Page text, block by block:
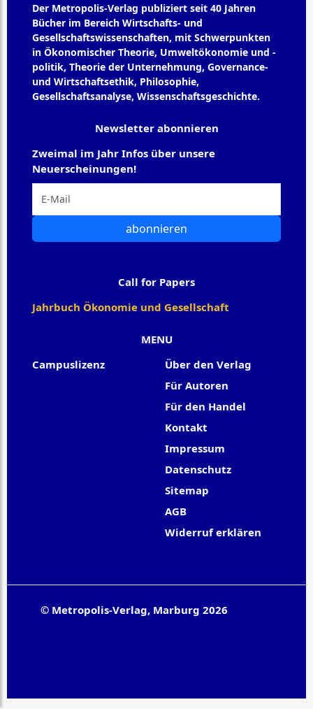
Der Metropolis-Verlag publiziert seit 40 Jahren
Bücher im Bereich Wirtschafts- und
Gesellschaftswissenschaften, mit Schwerpunkten
in Ökonomischer Theorie, Umweltökonomie und -
politik, Theorie der Unternehmung, Governance-
und Wirtschaftsethik, Philosophie,
Gesellschaftsanalyse, Wissenschaftsgeschichte.
MENU
Campuslizenz
Über den Verlag
Für Autoren
Für den Handel
Kontakt
Impressum
Datenschutz
Sitemap
AGB
Widerruf erklären
Newsletter abonnieren
Zweimal im Jahr Infos über unsere
Neuerscheinungen!
abonnieren
Call for Papers
Jahrbuch Ökonomie und Gesellschaft
© Metropolis-Verlag, Marburg 2026